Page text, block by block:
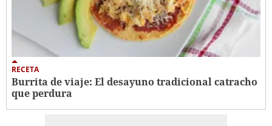
RECETA
Burrita de viaje: El desayuno tradicional catracho
que perdura